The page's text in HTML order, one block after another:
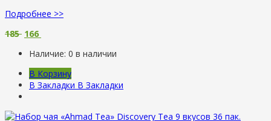
Подробнее >>
185 166
Наличие: 0 в наличии
В Корзину
В Закладки В Закладки